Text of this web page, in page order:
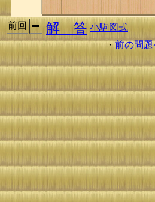
前回 解 答 小駒図式
・前の問題